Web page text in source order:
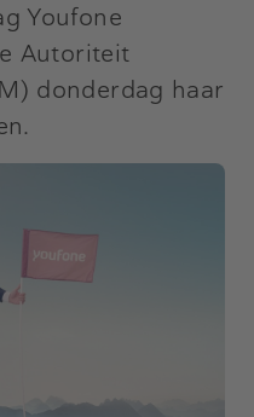
Youfone
Autoriteit
donderdag haar